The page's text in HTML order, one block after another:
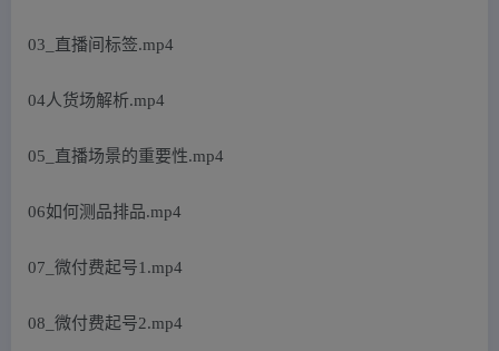
03_直播间标签.mp4
04人货场解析.mp4
05_直播场景的重要性.mp4
06如何测品排品.mp4
07_微付费起号1.mp4
08_微付费起号2.mp4